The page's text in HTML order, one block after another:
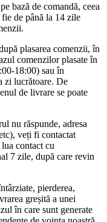
bază de comandă, ceea
de până la 14 zile
plasarea comenzii, în
comenzilor plasate în
18:00) sau în
zi lucrătoare. De
de livrare se poate
nu răspunde, adresa
veți fi contactat
contact cu
7 zile, după care revin
pierderea,
greșită a unei
în care sunt generate